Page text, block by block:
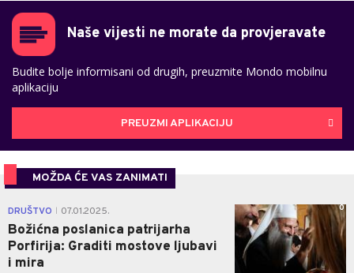
Naše vijesti ne morate da provjeravate
Budite bolje informisani od drugih, preuzmite Mondo mobilnu
aplikaciju
PREUZMI APLIKACIJU
MOŽDA ĆE VAS ZANIMATI
DRUŠTVO 07.01.2025.
Božićna poslanica patrijarha
Porfirija: Graditi mostove ljubavi
i mira
0